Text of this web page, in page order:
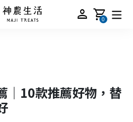
person shopping_cart
0
｜10款推薦好物，替